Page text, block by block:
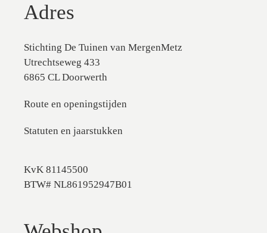
Adres
Stichting De Tuinen van MergenMetz
Utrechtseweg 433
6865 CL Doorwerth
Route en openingstijden
Statuten en jaarstukken
KvK 81145500
BTW# NL861952947B01